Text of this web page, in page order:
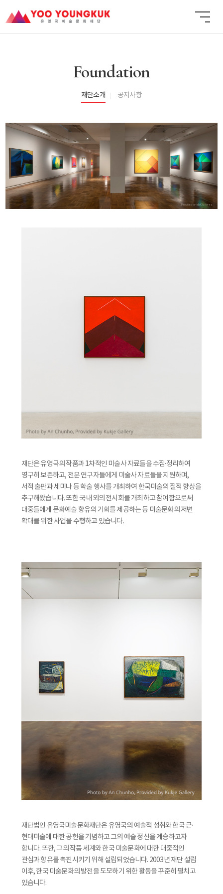
Foundation
재단소개 공지사항
Provided by MMCA, Korea
재단은 유영국의 작품과 1차적인 미술사 자료들을 수집·정리하여
영구히 보존하고, 전문 연구자들에게 미술사 자료들을 지원하며,
서적 출판과 세미나 등 학술 행사를 개최하여 한국미술의 질적 향상을
추구해왔습니다. 또한 국·내외의 전시회를 개최하고 참여함으로써
대중들에게 문화예술 향유의 기회를 제공하는 등 미술문화의 저변
확대를 위한 사업을 수행하고 있습니다.
재단법인 유영국미술문화재단은 유영국의 예술적 성취와 한국 근·
현대미술에 대한 공헌을 기념하고 그의 예술 정신을 계승하고자
합니다. 또한, 그의 작품 세계와 한국 미술문화에 대한 대중적인
관심과 향유를 촉진시키기 위해 설립되었습니다. 2003년 재단 설립
이후, 한국 미술문화의 발전을 도모하기 위한 활동을 꾸준히 펼치고
있습니다.